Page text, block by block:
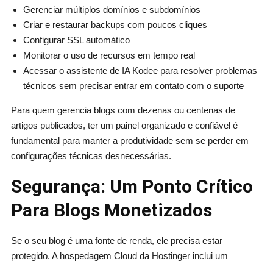
Gerenciar múltiplos domínios e subdomínios
Criar e restaurar backups com poucos cliques
Configurar SSL automático
Monitorar o uso de recursos em tempo real
Acessar o assistente de IA Kodee para resolver problemas
técnicos sem precisar entrar em contato com o suporte
Para quem gerencia blogs com dezenas ou centenas de
artigos publicados, ter um painel organizado e confiável é
fundamental para manter a produtividade sem se perder em
configurações técnicas desnecessárias.
Segurança: Um Ponto Crítico
Para Blogs Monetizados
Se o seu blog é uma fonte de renda, ele precisa estar
protegido. A hospedagem Cloud da Hostinger inclui um